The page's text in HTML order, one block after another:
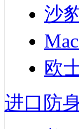
沙
欧
进口防